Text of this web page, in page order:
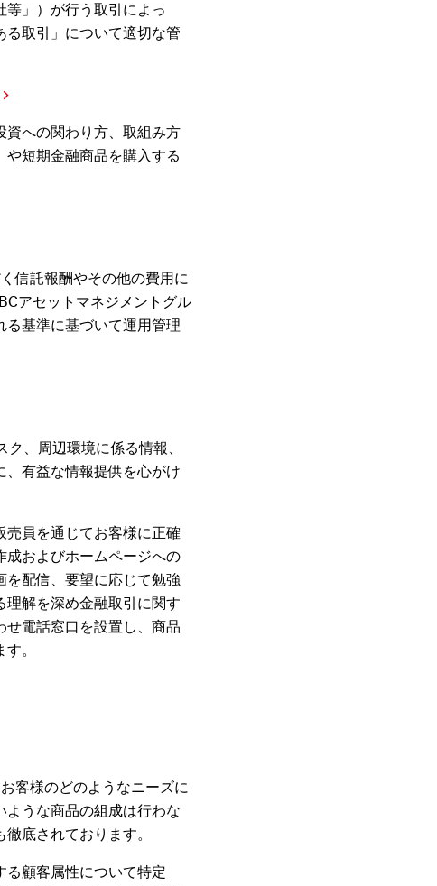
」）が行う取引によっ
取引」について適切な管
資への関わり方、取組み方
短期金融商品を購入する
信託報酬やその他の費用に
アセットマネジメントグル
基準に基づいて運用管理
、周辺環境に係る情報、
有益な情報提供を心がけ
員を通じてお客様に正確
成およびホームページへの
配信、要望に応じて勉強
解を深め金融取引に関す
せ電話窓口を設置し、商品
。
客様のどのようなニーズに
うな商品の組成は行わな
底されております。
る顧客属性について特定